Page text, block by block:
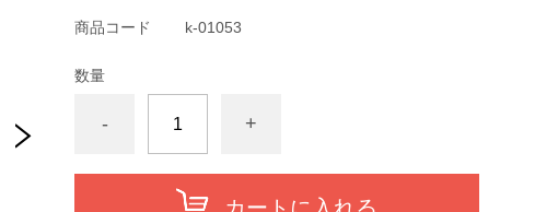
商品コード k-01053
数量
- +